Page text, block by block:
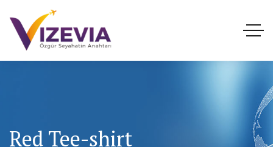
Red Tee-shirt